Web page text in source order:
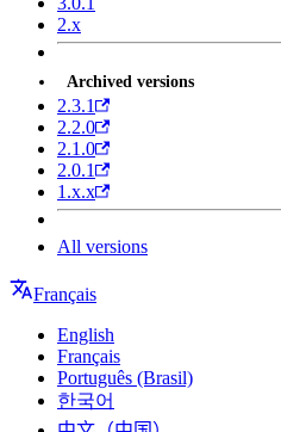
2.x
Archived versions
2.3.1
2.2.0
2.1.0
2.0.1
1.x.x
All versions
Français
English
Français
Português (Brasil)
한국어